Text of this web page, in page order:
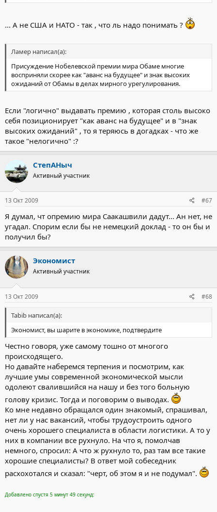
... А не США и НАТО - так , что ль надо понимать ?
Ламер написал(а):
Присуждение Нобелевской премии мира Обаме многие
восприняли скорее как "аванс на будущее" и знак высоких
ожиданий от Обамы в делах мирного урегулирования.
Если "логично" выдавать премию , которая столь высоко
себя позиционирует "как аванс на будущее" и в "знак
высоких ожиданий" , то я теряюсь в догадках - что же
такое "нелогично" :?
СтепАНыч
Активный участник
13 Окт 2009 #67
Я думал, чт опремию мира Саакашвили дадут... Ан нет, не
угадал. Спорим если бы не немецкий доклад - то он бы и
получил бы?
Экономист
Активный участник
13 Окт 2009 #68
Tabib написал(а):
Экономист, вы шарите в экономике, подтвердите
Честно говоря, уже самому тошно от многого
происходящего.
Но давайте наберемся терпения и посмотрим, как
лучшие умы современной экономической мысли
одолеют свалившийся на нашу и без того больную
голову кризис. Тогда и поговорим о выводах.
Ко мне недавно обращался один знакомый, спрашивал,
нет ли у нас вакансий, чтобы трудоустроить одного
очень хорошего специалиста в области логистики. А то у
них в компании все рухнуло. На что я, помолчав
немного, спросил: А что ж рухнуло то, раз там все такие
хорошие специалисты? В ответ мой собеседник
расхохотался и сказал: "черт, об этом я и не подумал".
Добавлено спустя 5 минут 49 секунд: